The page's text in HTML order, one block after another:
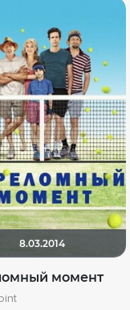
8.03.2014
момент